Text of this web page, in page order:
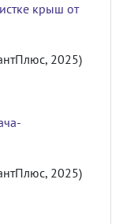
крыш от
2025)
2025)